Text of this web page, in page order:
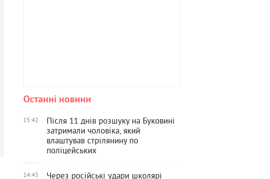
Останні новини
15:42
Після 11 днів розшуку на Буковині
затримали чоловіка, який
влаштував стрілянину по
поліцейських
14:45
Через російські удари школярі